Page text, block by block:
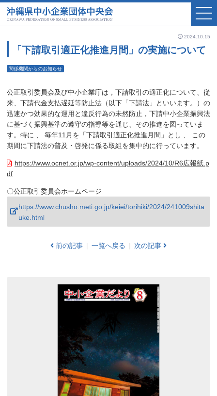
2024.10.15
「下請取引適正化推進月間」の実施について
関係機関からのお知らせ
公正取引委員会及び中小企業庁は，下請取引の適正化について、従
来、下請代金支払遅延等防止法（以下「下請法」といいます。）の
迅速かつ効果的な運用と違反行為の未然防止，下請中小企業振興法
に基づく振興基準の遵守の指導等を通じ、その推進を図っていま
す。特に 、 毎年11月を「下請取引適正化推進月間」とし 、 この
期間に下請法の普及・啓発に係る取組を集中的に行っています。
https://www.ocnet.or.jp/wp-content/uploads/2024/10/R6広報紙.p
df
〇公正取引委員会ホームページ
https://www.chusho.meti.go.jp/keiei/torihiki/2024/241009shita
uke.html
前の記事 一覧へ戻る 次の記事